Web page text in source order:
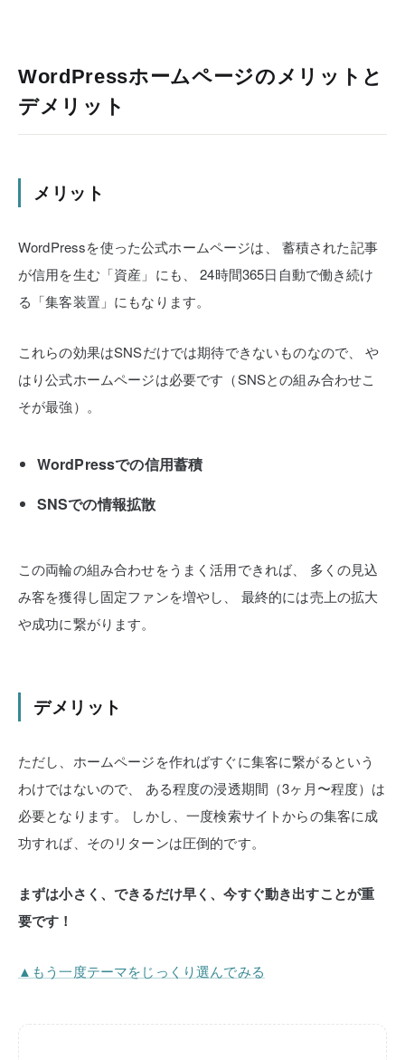
WordPressホームページのメリットと
デメリット
メリット
WordPressを使った公式ホームページは、
蓄積された記事
が信用を生む「資産」にも、
24時間365日自動で働き続け
る「集客装置」にもなります。
これらの効果はSNSだけでは期待できないものなので、
や
はり公式ホームページは必要です（SNSとの組み合わせこ
そが最強）。
WordPressでの信用蓄積
SNSでの情報拡散
この両輪の組み合わせをうまく活用できれば、
多くの見込
み客を獲得し固定ファンを増やし、
最終的には売上の拡大
や成功に繋がります。
デメリット
ただし、ホームページを作ればすぐに集客に繋がるという
わけではないので、
ある程度の浸透期間（3ヶ月〜程度）は
必要となります。
しかし、一度検索サイトからの集客に成
功すれば、そのリターンは圧倒的です。
まずは小さく、できるだけ早く、今すぐ動き出すことが重
要です！
▲もう一度テーマをじっくり選んでみる